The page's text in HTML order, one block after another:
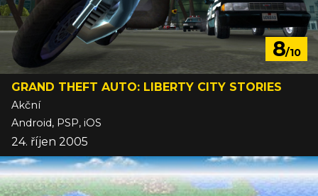
8/10
GRAND THEFT AUTO: LIBERTY CITY STORIES
Akční
Android, PSP, iOS
24. říjen 2005